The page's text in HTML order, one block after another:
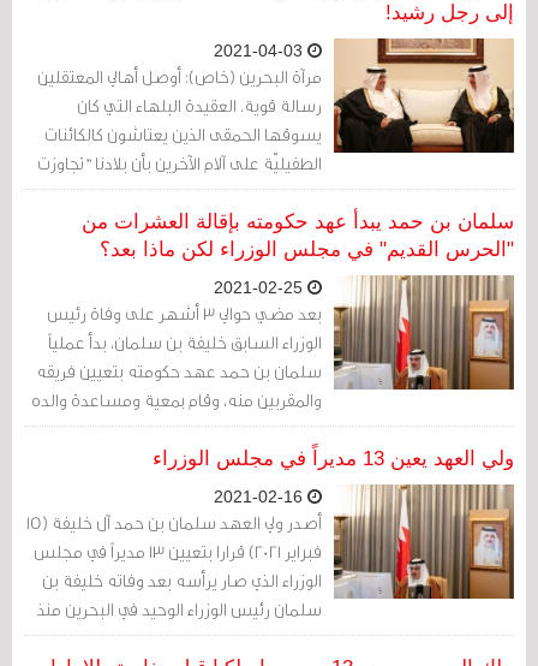
إلى رجل رشيد!
مرآة البحرين (خاص): أوصل أهالي المعتقلين
رسالة قوية. العقيدة البلهاء التي كان
يسوقها الحمقى الذين يعتاشون كالكائنات
الطفيليّة على آلام الآخرين بأن بلادنا "تجاوزت
أزمة 2011" سَقَطَت. أوهام الاستقرار سقطت.
أوهام الاقتصاد خارج الحلّ السياسي سقطت.
سلمان بن حمد يبدأ عهد حكومته بإقالة العشرات من
"الحرس القديم" في مجلس الوزراء لكن ماذا بعد؟
بعد مضي حوالي 3 أشهر على وفاة رئيس
الوزراء السابق خليفة بن سلمان، بدأ عملياً
سلمان بن حمد عهد حكومته بتعيين فريقه
والمقربين منه، وقام بمعية ومساعدة والده
الملك بإقالة العشرات من "الحرس القديم"
المحسوبين على عمه، الذي ترأس الحكومة
منذ الاستقلال مطلع سبعينيات القرن
الماضي.
ولي العهد يعين 13 مديراً في مجلس الوزراء
أصدر ولي العهد سلمان بن حمد آل خليفة (15
فبراير 2021) قرارا بتعيين 13 مديراً في مجلس
الوزراء الذي صار يرأسه بعد وفاته خليفة بن
سلمان رئيس الوزراء الوحيد في البحرين منذ
الاستقلال.